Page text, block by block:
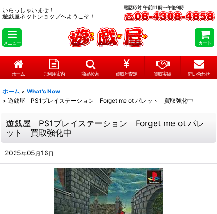
いらっしゃいませ！
遊戯屋ネットショップへようこそ！
メニュー カート
ホーム ご利用案内 商品検索 買取と査定 買取実績 問い合わせ
ホーム > What's New
> 遊戯屋 PS1プレイステーション Forget me ot パレット 買取強化中
遊戯屋 PS1プレイステーション Forget me ot パレ
ット 買取強化中
2025年05 月16日